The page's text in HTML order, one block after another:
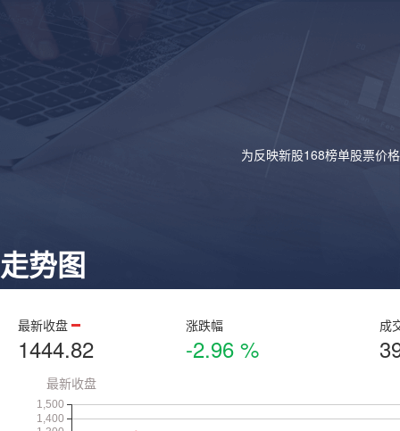
为反映新股168榜单股票价
走势图
最新收盘
1444.82
涨跌幅
-2.96 %
成